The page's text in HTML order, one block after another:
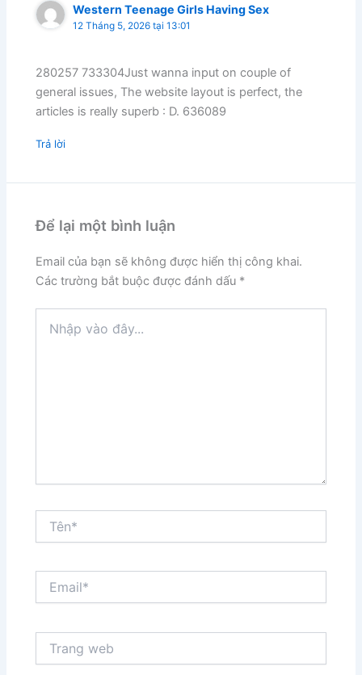
Western Teenage Girls Having Sex
12 Tháng 5, 2026 tại 13:01
280257 733304Just wanna input on couple of
general issues, The website layout is perfect, the
articles is really superb : D. 636089
Trả lời
Để lại một bình luận
Email của bạn sẽ không được hiển thị công khai.
Các trường bắt buộc được đánh dấu *
vào
web